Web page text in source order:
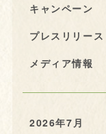
キャンペーン
プレスリリース
メディア情報
2026年7月